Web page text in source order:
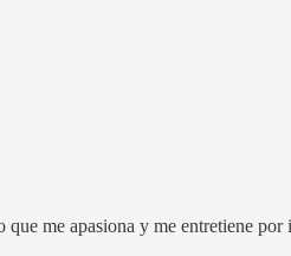
me apasiona y me entretiene